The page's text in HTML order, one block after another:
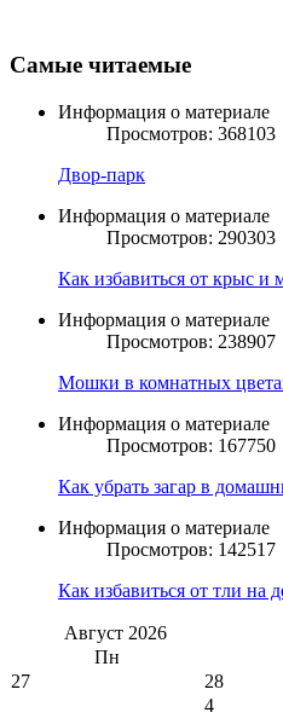
Самые читаемые
Информация о материале
Просмотров: 368103
Двор-парк
Информация о материале
Просмотров: 290303
Как избавиться от крыс
Информация о материале
Просмотров: 238907
Мошки в комнатных
Информация о материале
Просмотров: 167750
Как убрать загар в
Информация о материале
Просмотров: 142517
Как избавиться от тли на
Август 2026
Пн
27
28
4